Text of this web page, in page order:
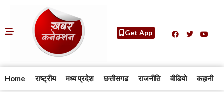
Get App
Home राष्ट्रीय मध्य प्रदेश छत्तीसगढ राजनीति वीडियो कहानी